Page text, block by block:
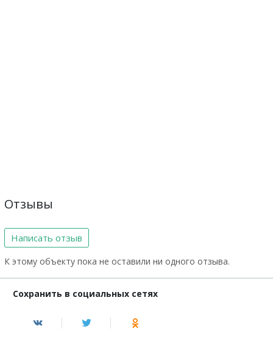
Отзывы
Написать отзыв
К этому объекту пока не оставили ни одного отзыва.
Сохранить в социальных сетях